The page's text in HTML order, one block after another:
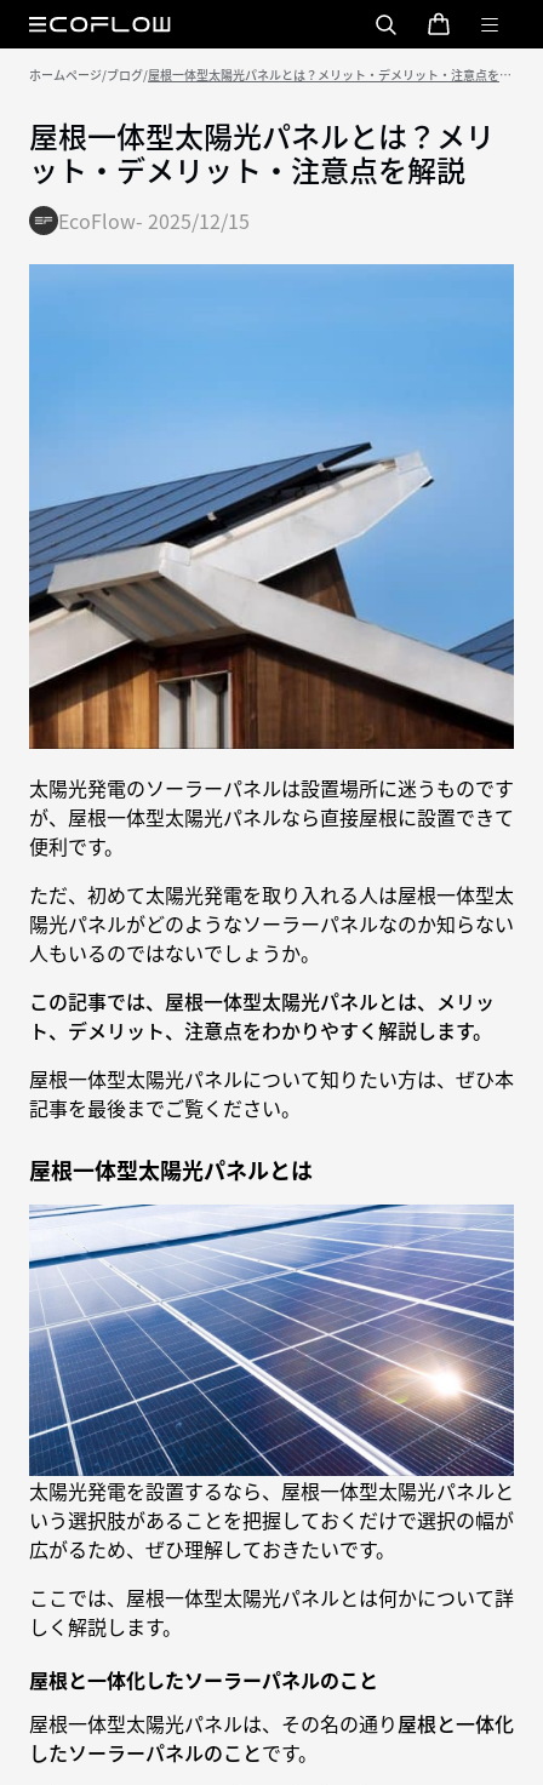
ホームページ/ブログ/屋根一体型太陽光パネルとは？メリット・デメリット・注意点を解
屋根一体型太陽光パネルとは？メリ
ット・デメリット・注意点を解説
EcoFlow- 2025/12/15
太陽光発電のソーラーパネルは設置場所に迷うものです
が、屋根一体型太陽光パネルなら直接屋根に設置できて
便利です。
ただ、初めて太陽光発電を取り入れる人は屋根一体型太
陽光パネルがどのようなソーラーパネルなのか知らない
人もいるのではないでしょうか。
この記事では、屋根一体型太陽光パネルとは、メリッ
ト、デメリット、注意点をわかりやすく解説します。
屋根一体型太陽光パネルについて知りたい方は、ぜひ本
記事を最後までご覧ください。
屋根一体型太陽光パネルとは
太陽光発電を設置するなら、屋根一体型太陽光パネルと
いう選択肢があることを把握しておくだけで選択の幅が
広がるため、ぜひ理解しておきたいです。
ここでは、屋根一体型太陽光パネルとは何かについて詳
しく解説します。
屋根と一体化したソーラーパネルのこと
屋根一体型太陽光パネルは、その名の通り屋根と一体化
したソーラーパネルのことです。